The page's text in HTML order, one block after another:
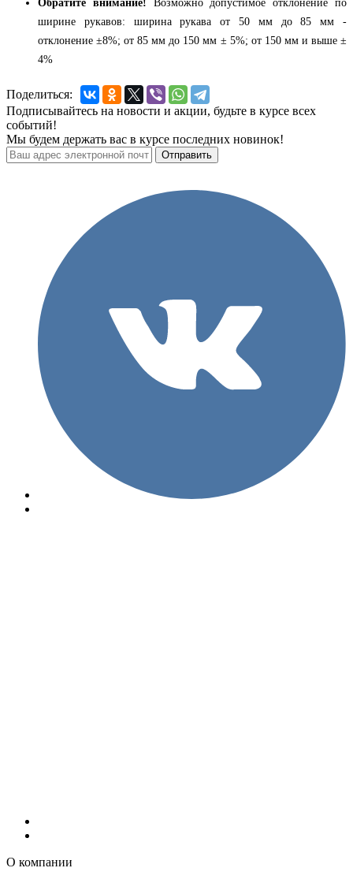
Обратите внимание! Возможно допустимое отклонение по
ширине рукавов: ширина рукава от 50 мм до 85 мм -
отклонение ±8%; от 85 мм до 150 мм ± 5%; от 150 мм и выше ±
4%
Поделиться:
Подписывайтесь на новости и акции, будьте в курсе всех
событий!
Мы будем держать вас в курсе последних новинок!
О компании